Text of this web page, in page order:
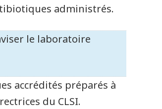
administrés.
le laboratoire
accrédités préparés à
du CLSI.